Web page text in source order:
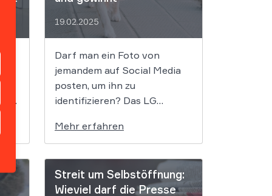
entschieden. Ein
Demonstrant, […]
19.02.2025
Darf man ein Foto von
jemandem auf Social Media
posten, um ihn zu
identifizieren? Das LG
das selbst zulässt, kann sich
hinterher nicht beschweren.
In einem kuriosen Fall um
zwei streitende Hunde spielte
eine ironische Bemerkung
Mehr erfahren
Streit um Selbstöffnung:
Wieviel darf die Presse